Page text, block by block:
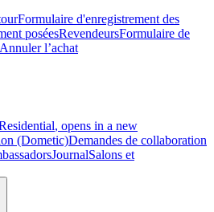
Formulaire d'enregistrement des
poséesRevendeursFormulaire de
Annuler l’achat
, opens in a new
(Dometic)Demandes de collaboration
JournalSalons et